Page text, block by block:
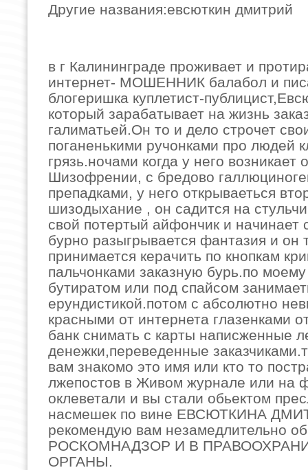
Другие названия:евсюткин дмитрий
в г Калининграде проживает и
интернет- МОШЕННИК балабол и
блогеришка куплетист-
который зарабатывает на жизнь
галиматьей.Он то и дело строчет
поганенькими ручонками про людей
грязь.ночами когда у него возникает
Шизофрении, с бредово
препадками, у него открываеться
шизодыхание , он садится на
свой потертый айфончик и начинает
бурно разыгрывается фантазия и он
принимается керачить по кнопкам
пальчонками заказную бурь.по
бутиратом или под спайсом
ерундистикой.потом с абсолютно
красными от интернета глазенками
банк снимать с карты написженные
денежки,переведенные
вам знакомо это имя или кто то
лжепостов в Живом журнале или на
оклеветали и вы стали обьектом
насмешек по вине ЕВСЮТКИНА
рекомендую вам незамедлительно
РОСКОМНАДЗОР И В
ОРГАНЫ.